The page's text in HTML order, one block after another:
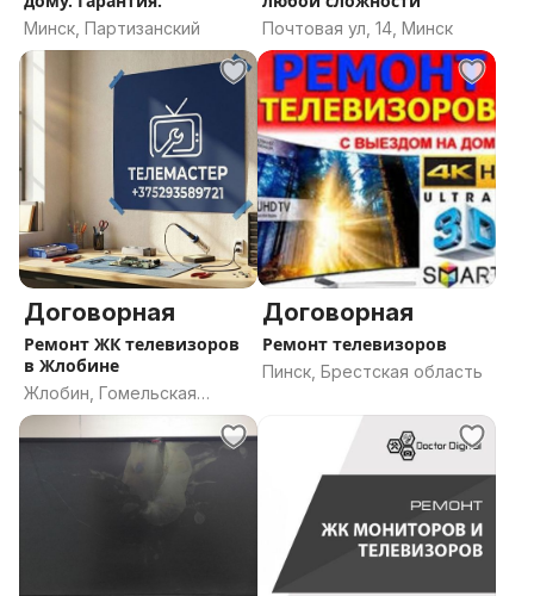
Минск, Партизанский Почтовая ул, 14, Минск
Договорная
Ремонт ЖК телевизоров
в Жлобине
Жлобин, Гомельская
область
Договорная
Ремонт телевизоров
Пинск, Брестская область